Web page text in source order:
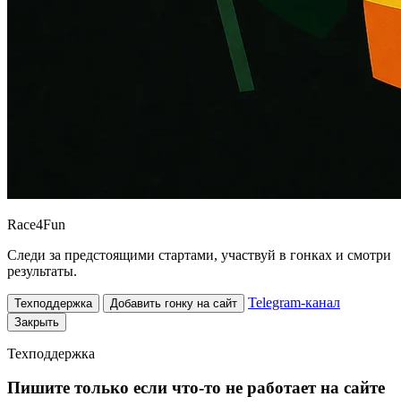
Race4Fun
Следи за предстоящими стартами, участвуй в гонках и смотри
результаты.
Техподдержка Добавить гонку на сайт Telegram-канал
Закрыть
Техподдержка
Пишите только если что-то не работает на сайте